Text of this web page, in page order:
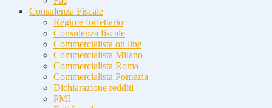
Consulenza Fiscale
Regime forfettario
Consulenza fiscale
Commercialista on line
Commercialista Milano
Commercialista Roma
Commercialista Pomezia
Dichiarazione redditi
PMI